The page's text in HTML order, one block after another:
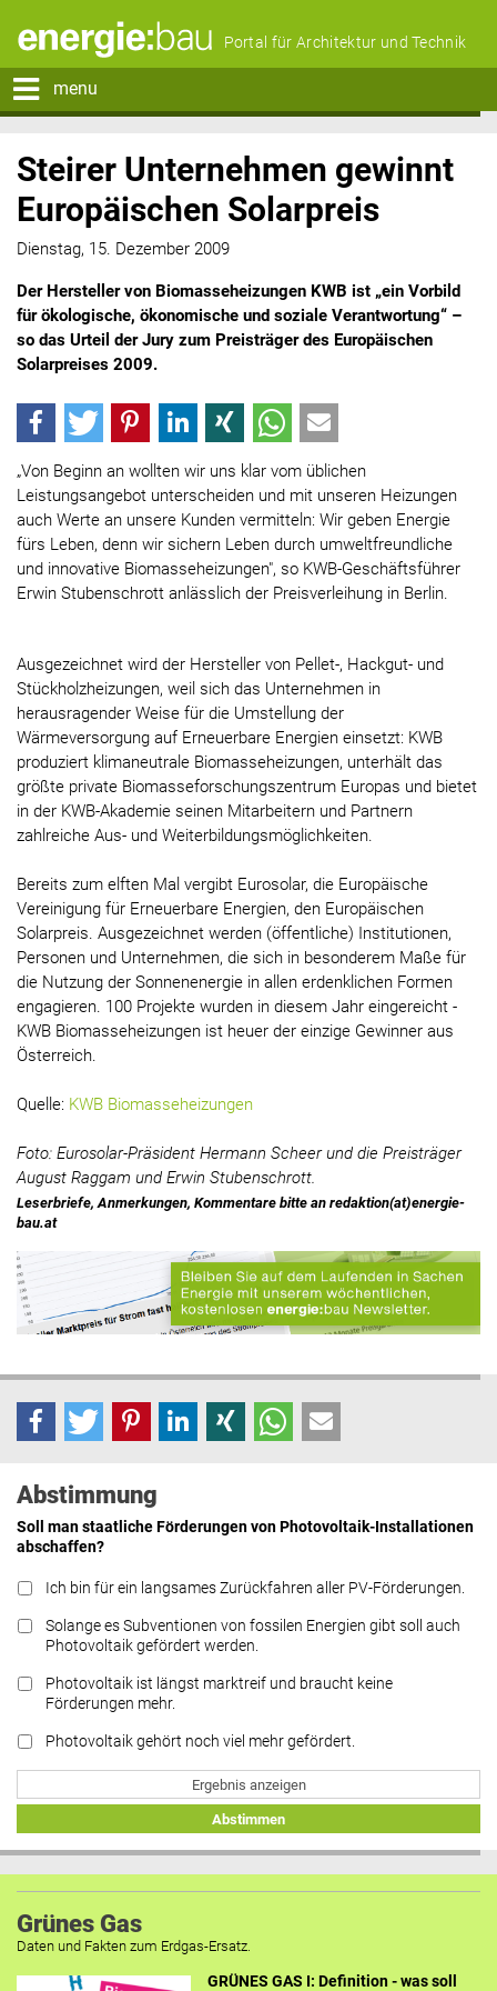
Portal für Architektur und Technik
menu
Steirer Unternehmen gewinnt
Europäischen Solarpreis
Dienstag, 15. Dezember 2009
Der Hersteller von Biomasseheizungen KWB ist „ein Vorbild
für ökologische, ökonomische und soziale Verantwortung“ –
so das Urteil der Jury zum Preisträger des Europäischen
Solarpreises 2009.
„Von Beginn an wollten wir uns klar vom üblichen
Leistungsangebot unterscheiden und mit unseren Heizungen
auch Werte an unsere Kunden vermitteln: Wir geben Energie
fürs Leben, denn wir sichern Leben durch umweltfreundliche
und innovative Biomasseheizungen", so KWB-Geschäftsführer
Erwin Stubenschrott anlässlich der Preisverleihung in Berlin.
Ausgezeichnet wird der Hersteller von Pellet-, Hackgut- und
Stückholzheizungen, weil sich das Unternehmen in
herausragender Weise für die Umstellung der
Wärmeversorgung auf Erneuerbare Energien einsetzt: KWB
produziert klimaneutrale Biomasseheizungen, unterhält das
größte private Biomasseforschungszentrum Europas und bietet
in der KWB-Akademie seinen Mitarbeitern und Partnern
zahlreiche Aus- und Weiterbildungsmöglichkeiten.
Bereits zum elften Mal vergibt Eurosolar, die Europäische
Vereinigung für Erneuerbare Energien, den Europäischen
Solarpreis. Ausgezeichnet werden (öffentliche) Institutionen,
Personen und Unternehmen, die sich in besonderem Maße für
die Nutzung der Sonnenenergie in allen erdenklichen Formen
engagieren. 100 Projekte wurden in diesem Jahr eingereicht -
KWB Biomasseheizungen ist heuer der einzige Gewinner aus
Österreich.
Quelle: KWB Biomasseheizungen
Foto: Eurosolar-Präsident Hermann Scheer und die Preisträger
August Raggam und Erwin Stubenschrott.
Leserbriefe, Anmerkungen, Kommentare bitte an redaktion(at)energie-
bau.at
Abstimmung
Soll man staatliche Förderungen von Photovoltaik-Installationen
abschaffen?
Ich bin für ein langsames Zurückfahren aller PV-Förderungen.
Solange es Subventionen von fossilen Energien gibt soll auch
Photovoltaik gefördert werden.
Photovoltaik ist längst marktreif und braucht keine
Förderungen mehr.
Photovoltaik gehört noch viel mehr gefördert.
Ergebnis anzeigen
Abstimmen
Grünes Gas
Daten und Fakten zum Erdgas-Ersatz.
GRÜNES GAS I: Definition - was soll